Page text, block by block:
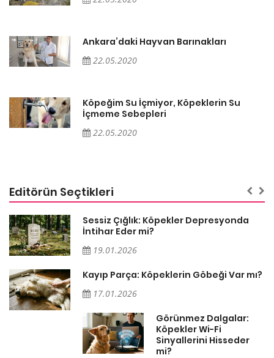
Ankara’daki Hayvan Barınakları
22.05.2020
Köpeğim Su İçmiyor, Köpeklerin Su
İçmeme Sebepleri
22.05.2020
Editörün Seçtikleri
Sessiz Çığlık: Köpekler Depresyonda
İntihar Eder mi?
19.01.2026
Kayıp Parça: Köpeklerin Göbeği Var mı?
17.01.2026
Görünmez Dalgalar:
Köpekler Wi-Fi
Sinyallerini Hisseder
mi?